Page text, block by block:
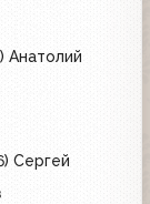
Анатолий
Сергей